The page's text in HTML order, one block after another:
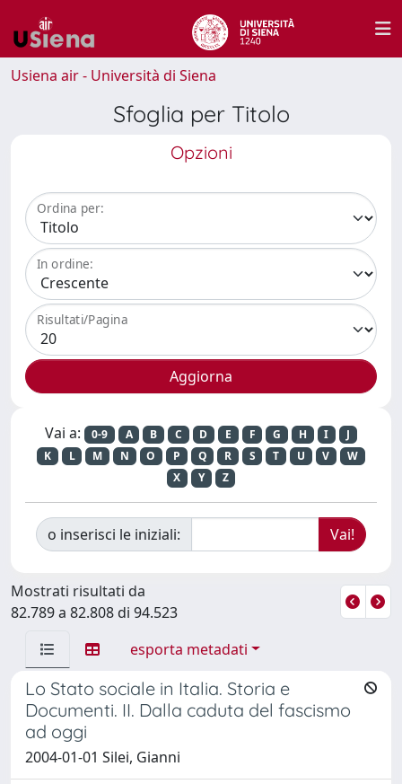
Usiena air - Università di Siena
Sfoglia per Titolo
Opzioni
Ordina per:
In ordine:
Risultati/Pagina
Vai a: 0-9 A B C D E F G H I
J
K
L M N O P Q R S T U V
W
X
Y Z
o inserisci le iniziali:
Mostrati risultati da
82.789 a 82.808 di 94.523
esporta metadati
Lo Stato sociale in Italia. Storia e
Documenti. II. Dalla caduta del fascismo
ad oggi
2004-01-01 Silei, Gianni